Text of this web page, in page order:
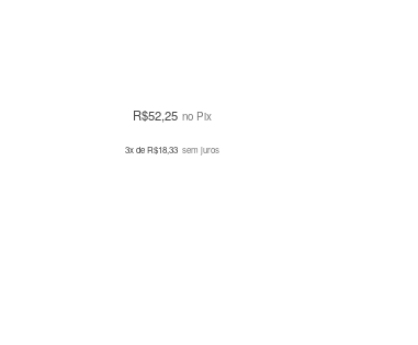
R$52,25 no Pix
3x deR$18,33 sem juros